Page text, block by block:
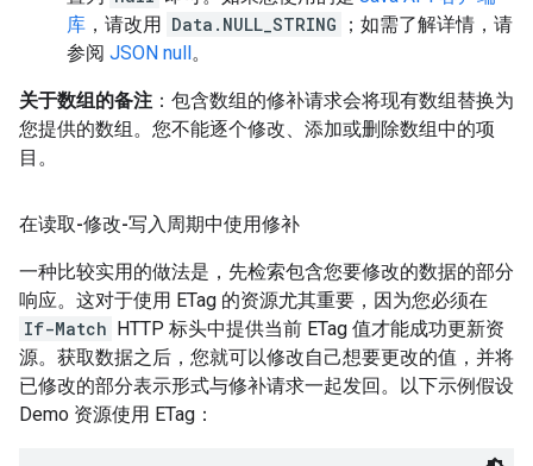
库 ，请改用 Data.NULL_STRING
；如需了解详情，请
参阅 JSON null。
关于数组的备注 ：包含数组的修补请求会将现有数组替换为
您提供的数组。您不能逐个修改、添加或删除数组中的项
目。
在读取-修改-写入周期中使用修补
一种比较实用的做法是，先检索包含您要修改的数据的部分
响应。这对于使用 ETag 的资源尤其重要，因为您必须在
If-Match HTTP 标头中提供当前 ETag 值才能成功更新资
源。获取数据之后，您就可以修改自己想要更改的值，并将
已修改的部分表示形式与修补请求一起发回。以下示例假设
Demo 资源使用 ETag：